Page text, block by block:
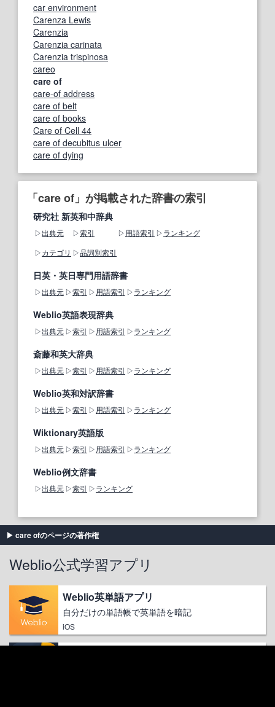
car environment
Carenza Lewis
Carenzia
Carenzia carinata
Carenzia trispinosa
careo
care of
care-of address
care of belt
care of books
Care of Cell 44
care of decubitus ulcer
care of dying
「care of」が掲載された辞書の索引
研究社 新英和中辞典
出典元 索引 用語索引
ランキング
カテゴリ
品詞別索引
日英・英日専門用語辞書
出典元 索引 用語索引 ランキング
Weblio英語表現辞典
出典元 索引 用語索引 ランキング
斎藤和英大辞典
出典元 索引 用語索引 ランキング
Weblio英和対訳辞書
出典元 索引 用語索引 ランキング
Wiktionary英語版
出典元 索引 用語索引 ランキング
Weblio例文辞書
出典元 索引 ランキング
care ofのページの著作権
Weblio公式学習アプリ
Weblio英単語アプリ
自分だけの単語帳で英単語を暗記
iOS